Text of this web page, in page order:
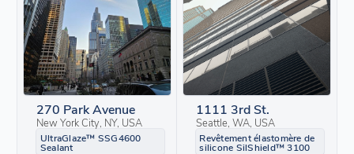
270 Park Avenue
New York City, NY, USA
UltraGlaze™ SSG4600
Sealant
1111 3rd St.
Seattle, WA, USA
Revêtement élastomère de
silicone SilShield™ 3100